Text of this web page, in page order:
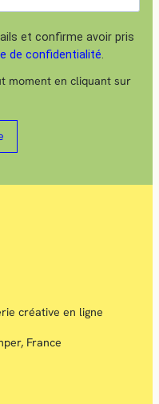
et confirme avoir pris
de confidentialité.
moment en cliquant sur
créative en ligne
France